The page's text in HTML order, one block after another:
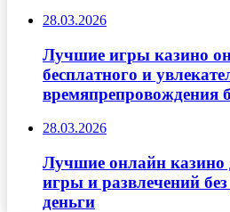
28.03.2026
Лучшие игры казино
бесплатного и
времяпрепровождения
28.03.2026
Лучшие онлайн казино
игры и развлечений
деньги